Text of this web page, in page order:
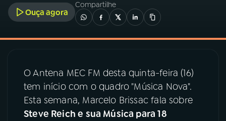
A RÁDIO
03PROGRAMAÇÃO
04PROGRAMAS
PODCASTS
Ouça agora
Compartilhe
O Antena MEC FM desta quinta-feira (16)
tem início com o quadro "Música Nova".
Esta semana, Marcelo Brissac fala sobre
Steve Reich e sua Música para 18